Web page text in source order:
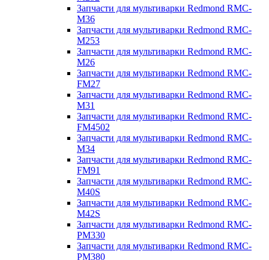
Запчасти для мультиварки Redmond RMC-
M36
Запчасти для мультиварки Redmond RMC-
M253
Запчасти для мультиварки Redmond RMC-
M26
Запчасти для мультиварки Redmond RMC-
FM27
Запчасти для мультиварки Redmond RMC-
M31
Запчасти для мультиварки Redmond RMC-
FM4502
Запчасти для мультиварки Redmond RMC-
M34
Запчасти для мультиварки Redmond RMC-
FM91
Запчасти для мультиварки Redmond RMC-
M40S
Запчасти для мультиварки Redmond RMC-
M42S
Запчасти для мультиварки Redmond RMC-
PM330
Запчасти для мультиварки Redmond RMC-
PM380